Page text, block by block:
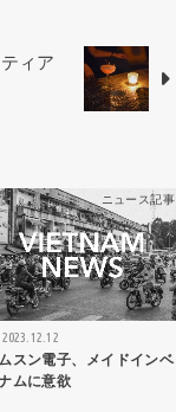
ィア
ニュース記事
2023.12.12
スン電子、メイドインベ
ナムに意欲